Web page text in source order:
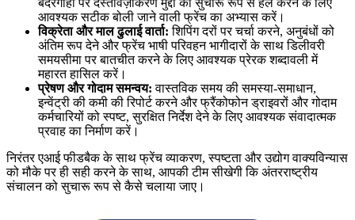
आवश्यक सटीक बोली जाने वाली फ्रेंच का अभ्यास करें।
विक्रेता और माल ढुलाई वार्ता: शिपिंग दरों पर चर्चा करने, अनुबंधों को
अंतिम रूप देने और फ्रेंच भाषी परिवहन भागीदारों के साथ डिलीवरी
समयसीमा पर बातचीत करने के लिए आवश्यक प्रेरक शब्दावली में
महारत हासिल करें।
प्रेषण और गोदाम समन्वय: वास्तविक समय की समस्या-समाधान,
इन्वेंट्री की कमी की रिपोर्ट करने और फ्रैंकोफोन ड्राइवरों और गोदाम
कर्मचारियों को स्पष्ट, सुरक्षित निर्देश देने के लिए आवश्यक संवादात्मक
प्रवाह का निर्माण करें।
निरंतर एआई फीडबैक के साथ फ्रेंच व्याकरण, स्पष्टता और उद्योग वाक्यविन्यास
को मौके पर ही सही करने के साथ, आपकी टीम सीखेगी कि अंतरराष्ट्रीय
संचालन को सुचारू रूप से कैसे चलाया जाए।